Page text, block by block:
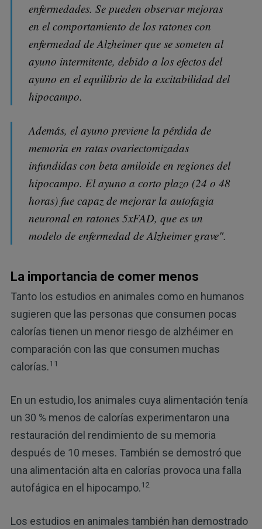
enfermedades. Se pueden observar mejoras
en el comportamiento de los ratones con
enfermedad de Alzheimer que se someten al
ayuno intermitente, debido a los efectos del
ayuno en el equilibrio de la excitabilidad del
hipocampo.
Además, el ayuno previene la pérdida de
memoria en ratas ovariectomizadas
infundidas con beta amiloide en regiones del
hipocampo. El ayuno a corto plazo (24 o 48
horas) fue capaz de mejorar la autofagia
neuronal en ratones 5xFAD, que es un
modelo de enfermedad de Alzheimer grave".
La importancia de comer menos
Tanto los estudios en animales como en humanos
sugieren que las personas que consumen pocas
calorías tienen un menor riesgo de alzhéimer en
comparación con las que consumen muchas
calorías.11
En un estudio, los animales cuya alimentación tenía
un 30 % menos de calorías experimentaron una
restauración del rendimiento de su memoria
después de 10 meses. También se demostró que
una alimentación alta en calorías provoca una falla
autofágica en el hipocampo.12
Los estudios en animales también han demostrado